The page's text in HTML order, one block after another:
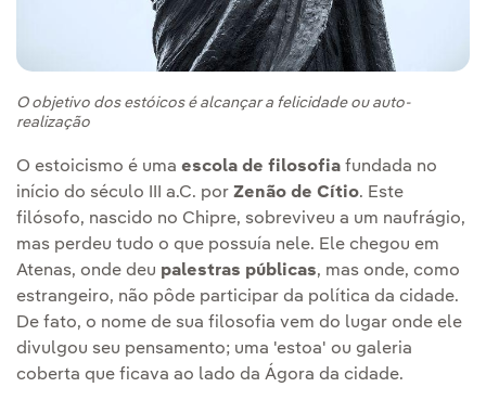
O objetivo dos estóicos é alcançar a felicidade ou auto-
realização
O estoicismo é uma escola de filosofia fundada no
início do século III a.C. por Zenão de Cítio. Este
filósofo, nascido no Chipre, sobreviveu a um naufrágio,
mas perdeu tudo o que possuía nele. Ele chegou em
Atenas, onde deu palestras públicas, mas onde, como
estrangeiro, não pôde participar da política da cidade.
De fato, o nome de sua filosofia vem do lugar onde ele
divulgou seu pensamento; uma 'estoa' ou galeria
coberta que ficava ao lado da Ágora da cidade.